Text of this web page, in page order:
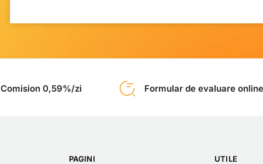
Comision 0,59%/zi Formular de evaluare online
PAGINI UTILE